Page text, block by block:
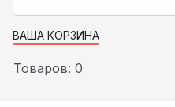
ВАША КОРЗИНА
Товаров: 0